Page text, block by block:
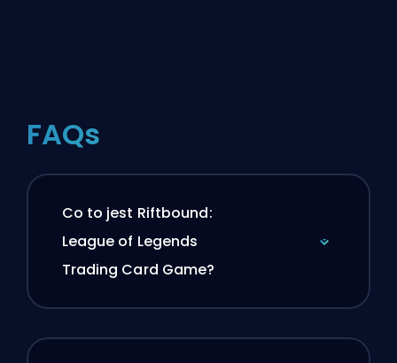
FAQs
Co to jest Riftbound:
League of Legends
Trading Card Game?